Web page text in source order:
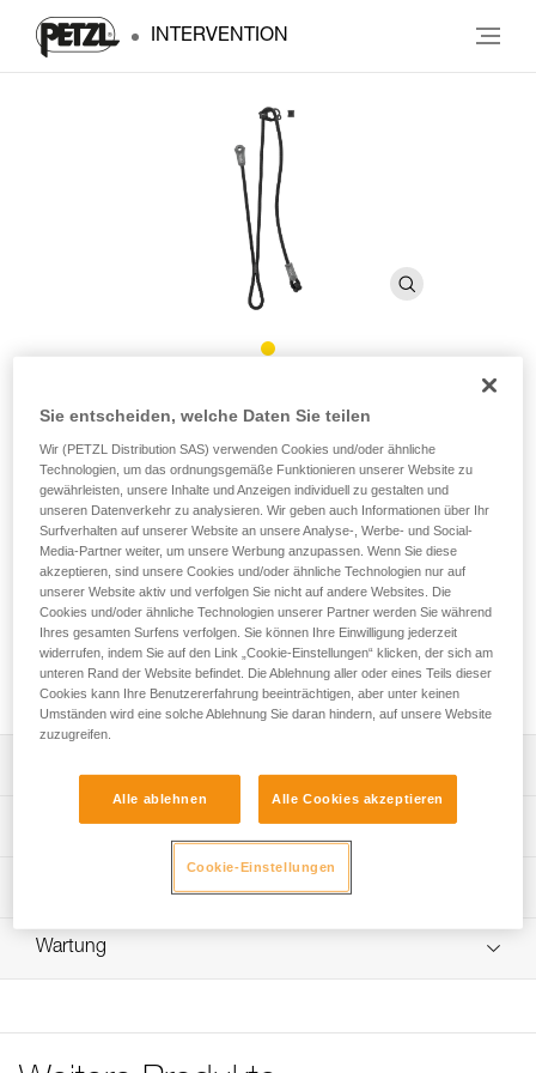
INTERVENTION
DUAL CONNECT ADJUST
Längenverstellbares doppeltes Verbindungsmittel
Das für Gebirgstruppen konzipierte DUAL CONNECT
ADJUST ist ein längenverstellbares doppeltes
Verbindungsmittel zur Selbstsicherung am Stand und zum
Einrichten eines Abseilsystems. Der einstellbare Strang
ermöglicht eine optimale Anpassung der Länge für die
Vorgänge am Stand. Dank der ergonomischen Form der
ADJUST-Einstellvorrichtung lässt sich das Verbindungsmittel
schnell und einfach mit einer Hand einstellen.
Selbstsicherung am Stand und zum Einrichten eines
- Fixer Strang: 45 cm.
- Das Verbindungsmittel aus 9,0-mm-Dynamikseil reduziert
bei einem Sturz aus geringer Höhe den auf die
anwendende Person ausgeübten Fangstoß (1).
ermöglicht eine gleichmäßige und präzise Anpassung des
Technische Spezifikationen
Länge des fixen Strangs: 45 cm
Gewicht: 160 g
Zertifizierung(en): CE EN 17520
Elastomer (TPE), thermoplastisches Polyurethan (TPU)
Technische Informationen
Gebrauchsanleitung
Das PDF herunterladen technical-notice-CONNECT-
ADJUST-2
Das PDF herunterladen UE_Declaration_L035ABXX_DUAL
Wartung
Sie entscheiden, welche Daten Sie teilen
Wir (PETZL Distribution SAS) verwenden Cookies und/oder ähnliche
Technologien, um das ordnungsgemäße Funktionieren unserer Website zu
gewährleisten, unsere Inhalte und Anzeigen individuell zu gestalten und
unseren Datenverkehr zu analysieren. Wir geben auch Informationen über Ihr
Surfverhalten auf unserer Website an unsere Analyse-, Werbe- und Social-
Media-Partner weiter, um unsere Werbung anzupassen. Wenn Sie diese
akzeptieren, sind unsere Cookies und/oder ähnliche Technologien nur auf
unserer Website aktiv und verfolgen Sie nicht auf andere Websites. Die
Cookies und/oder ähnliche Technologien unserer Partner werden Sie während
Ihres gesamten Surfens verfolgen. Sie können Ihre Einwilligung jederzeit
widerrufen, indem Sie auf den Link „Cookie-Einstellungen“ klicken, der sich am
unteren Rand der Website befindet. Die Ablehnung aller oder eines Teils dieser
Cookies kann Ihre Benutzererfahrung beeinträchtigen, aber unter keinen
Umständen wird eine solche Ablehnung Sie daran hindern, auf unsere Website
zuzugreifen.
Alle ablehnen Alle Cookies akzeptieren
Cookie-Einstellungen